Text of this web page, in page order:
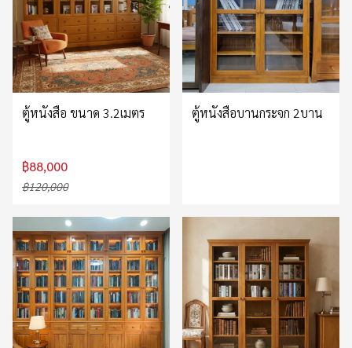
ตู้หนังสือ ขนาด 3.2เมตร
฿88,000
฿120,000
ตู้หนังสือบานกระจก 2บาน